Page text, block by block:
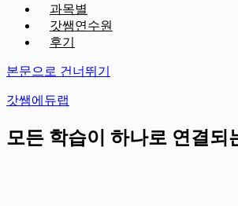
과목별
갓쌤연수원
후기
본문으로 건너뛰기
갓쌤에듀랩
모든 학습이 하나로 연결